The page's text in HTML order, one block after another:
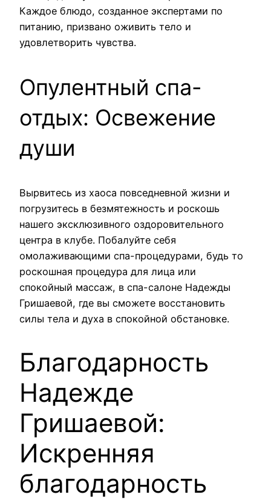
Каждое блюдо, созданное экспертами по
питанию, призвано оживить тело и
удовлетворить чувства.
Опулентный спа-
отдых: Освежение
души
Вырвитесь из хаоса повседневной жизни и
погрузитесь в безмятежность и роскошь
нашего эксклюзивного оздоровительного
центра в клубе. Побалуйте себя
омолаживающими спа-процедурами, будь то
роскошная процедура для лица или
спокойный массаж, в спа-салоне Надежды
Гришаевой, где вы сможете восстановить
силы тела и духа в спокойной обстановке.
Благодарность
Надежде
Гришаевой:
Искренняя
благодарность